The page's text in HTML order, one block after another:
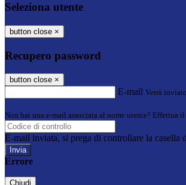
Seleziona utente
button close ×
Recupero password
button close ×
E-mail Verrà
Non hai una e-mail associata al nome utente? Effettua
E-mail inviata, si prega di controllare la casella
Errore
Chiudi